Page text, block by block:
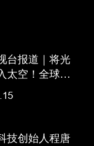
台报道｜将光
太空！全球首
计算载荷联合
技创始人程唐